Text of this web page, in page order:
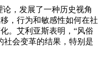
，发展了一种历史视角
，行为和敏感性如何在社
。艾利亚斯表明，“风俗
社会变革的结果，特别是